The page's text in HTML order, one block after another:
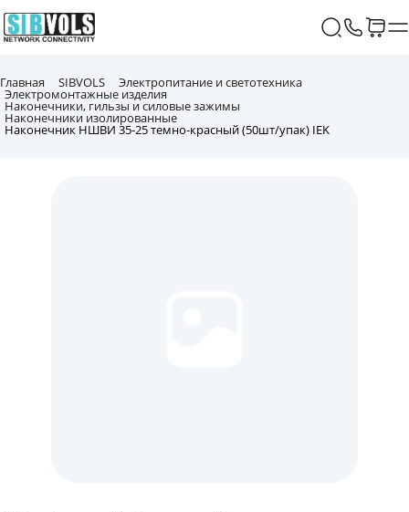
Главная SIBVOLS Электропитание и светотехника
Электромонтажные изделия
Наконечники, гильзы и силовые зажимы
Наконечники изолированные
Наконечник НШВИ 35-25 темно-красный (50шт/упак) IEK